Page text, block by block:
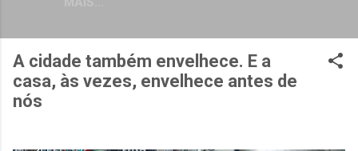
A cidade também envelhece. E a
casa, às vezes, envelhece antes de
nós